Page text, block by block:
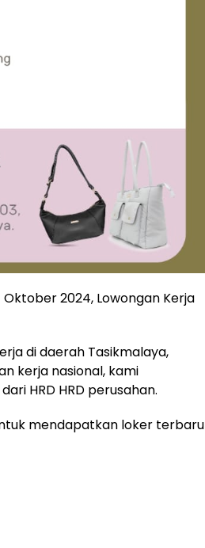
2024, Lowongan Kerja
di daerah Tasikmalaya,
kerja nasional, kami
HRD HRD perusahan.
mendapatkan loker terbaru